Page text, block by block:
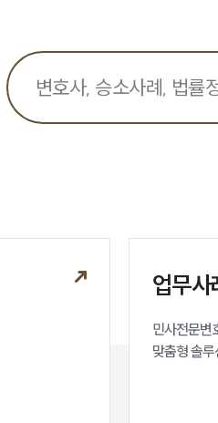
업무사
민사전문변
맞춤형 솔루